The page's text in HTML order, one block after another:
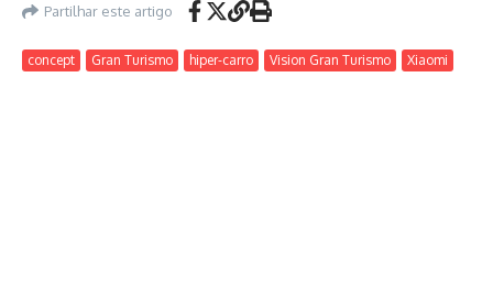
Partilhar este artigo
concept Gran Turismo hiper-carro Vision Gran Turismo Xiaomi